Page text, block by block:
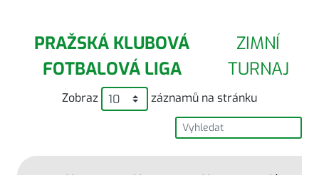
PRAŽSKÁ KLUBOVÁ
FOTBALOVÁ LIGA
ZIMNÍ
TURNAJ
Zobraz záznamů na stránku